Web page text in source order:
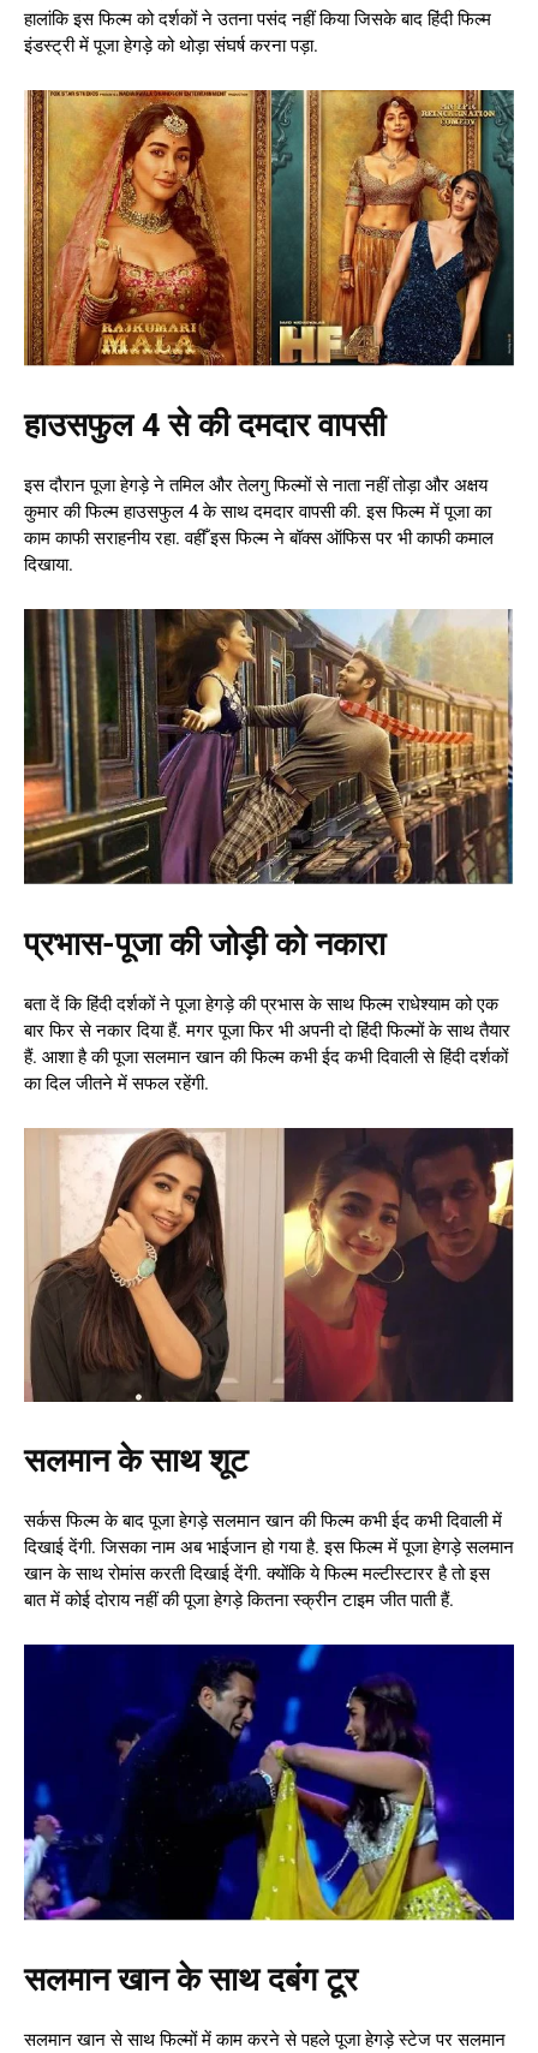
हालांकि इस फिल्म को दर्शकों ने उतना पसंद नहीं किया जिसके बाद हिंदी फिल्म
इंडस्ट्री में पूजा हेगड़े को थोड़ा संघर्ष करना पड़ा.
हाउसफुल 4 से की दमदार वापसी
इस दौरान पूजा हेगड़े ने तमिल और तेलगु फिल्मों से नाता नहीं तोड़ा और अक्षय
कुमार की फिल्म हाउसफुल 4 के साथ दमदार वापसी की. इस फिल्म में पूजा का
काम काफी सराहनीय रहा. वहीँ इस फिल्म ने बॉक्स ऑफिस पर भी काफी कमाल
दिखाया.
प्रभास-पूजा की जोड़ी को नकारा
बता दें कि हिंदी दर्शकों ने पूजा हेगड़े की प्रभास के साथ फिल्म राधेश्याम को एक
बार फिर से नकार दिया हैं. मगर पूजा फिर भी अपनी दो हिंदी फिल्मों के साथ तैयार
हैं. आशा है की पूजा सलमान खान की फिल्म कभी ईद कभी दिवाली से हिंदी दर्शकों
का दिल जीतने में सफल रहेंगी.
सलमान के साथ शूट
सर्कस फिल्म के बाद पूजा हेगड़े सलमान खान की फिल्म कभी ईद कभी दिवाली में
दिखाई देंगी. जिसका नाम अब भाईजान हो गया है. इस फिल्म में पूजा हेगड़े सलमान
खान के साथ रोमांस करती दिखाई देंगी. क्योंकि ये फिल्म मल्टीस्टारर है तो इस
बात में कोई दोराय नहीं की पूजा हेगड़े कितना स्क्रीन टाइम जीत पाती हैं.
सलमान खान के साथ दबंग टूर
सलमान खान से साथ फिल्मों में काम करने से पहले पूजा हेगड़े स्टेज पर सलमान